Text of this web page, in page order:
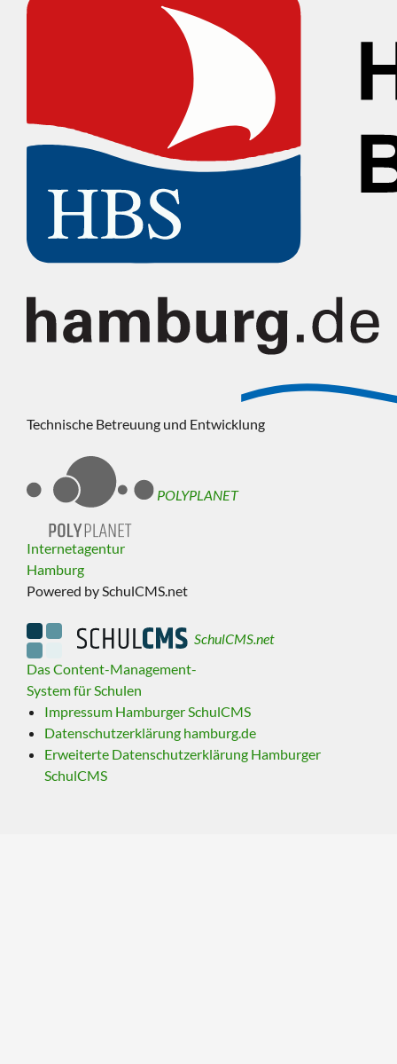
Technische Betreuung und Entwicklung
POLYPLANET
Internetagentur
Hamburg
Powered by SchulCMS.net
SchulCMS.net
Das Content-Management-
System für Schulen
Impressum Hamburger SchulCMS
Datenschutzerklärung hamburg.de
Erweiterte Datenschutzerklärung Hamburger
SchulCMS